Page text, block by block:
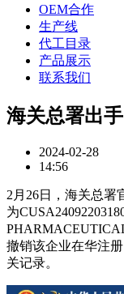
OEM合作
生产线
代工目录
产品展示
联系我们
海关总署出
2024-02-28
14:56
2月26日，海关总署
为
撤销该企业在华注
关记录。